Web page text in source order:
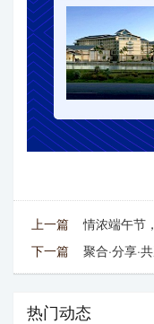
上一篇情浓端午节
下一篇 聚合·分享·共
热门动态